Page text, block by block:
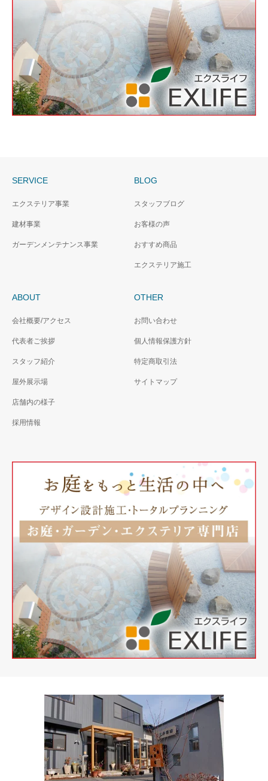
SERVICE
エクステリア事業
建材事業
ガーデンメンテナンス事業
BLOG
スタッフブログ
お客様の声
おすすめ商品
エクステリア施工
ABOUT
会社概要/アクセス
代表者ご挨拶
スタッフ紹介
屋外展示場
店舗内の様子
採用情報
OTHER
お問い合わせ
個人情報保護方針
特定商取引法
サイトマップ